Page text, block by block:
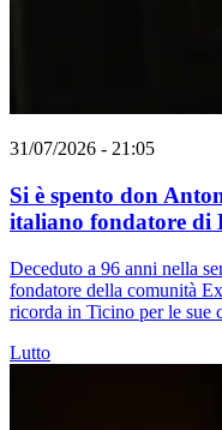
31/07/2026 - 21:05
Si è spento don
italiano fondatore di
Deceduto a 96 anni nella
fondatore della comunità
ricorda in Ticino per le sue
Lutto